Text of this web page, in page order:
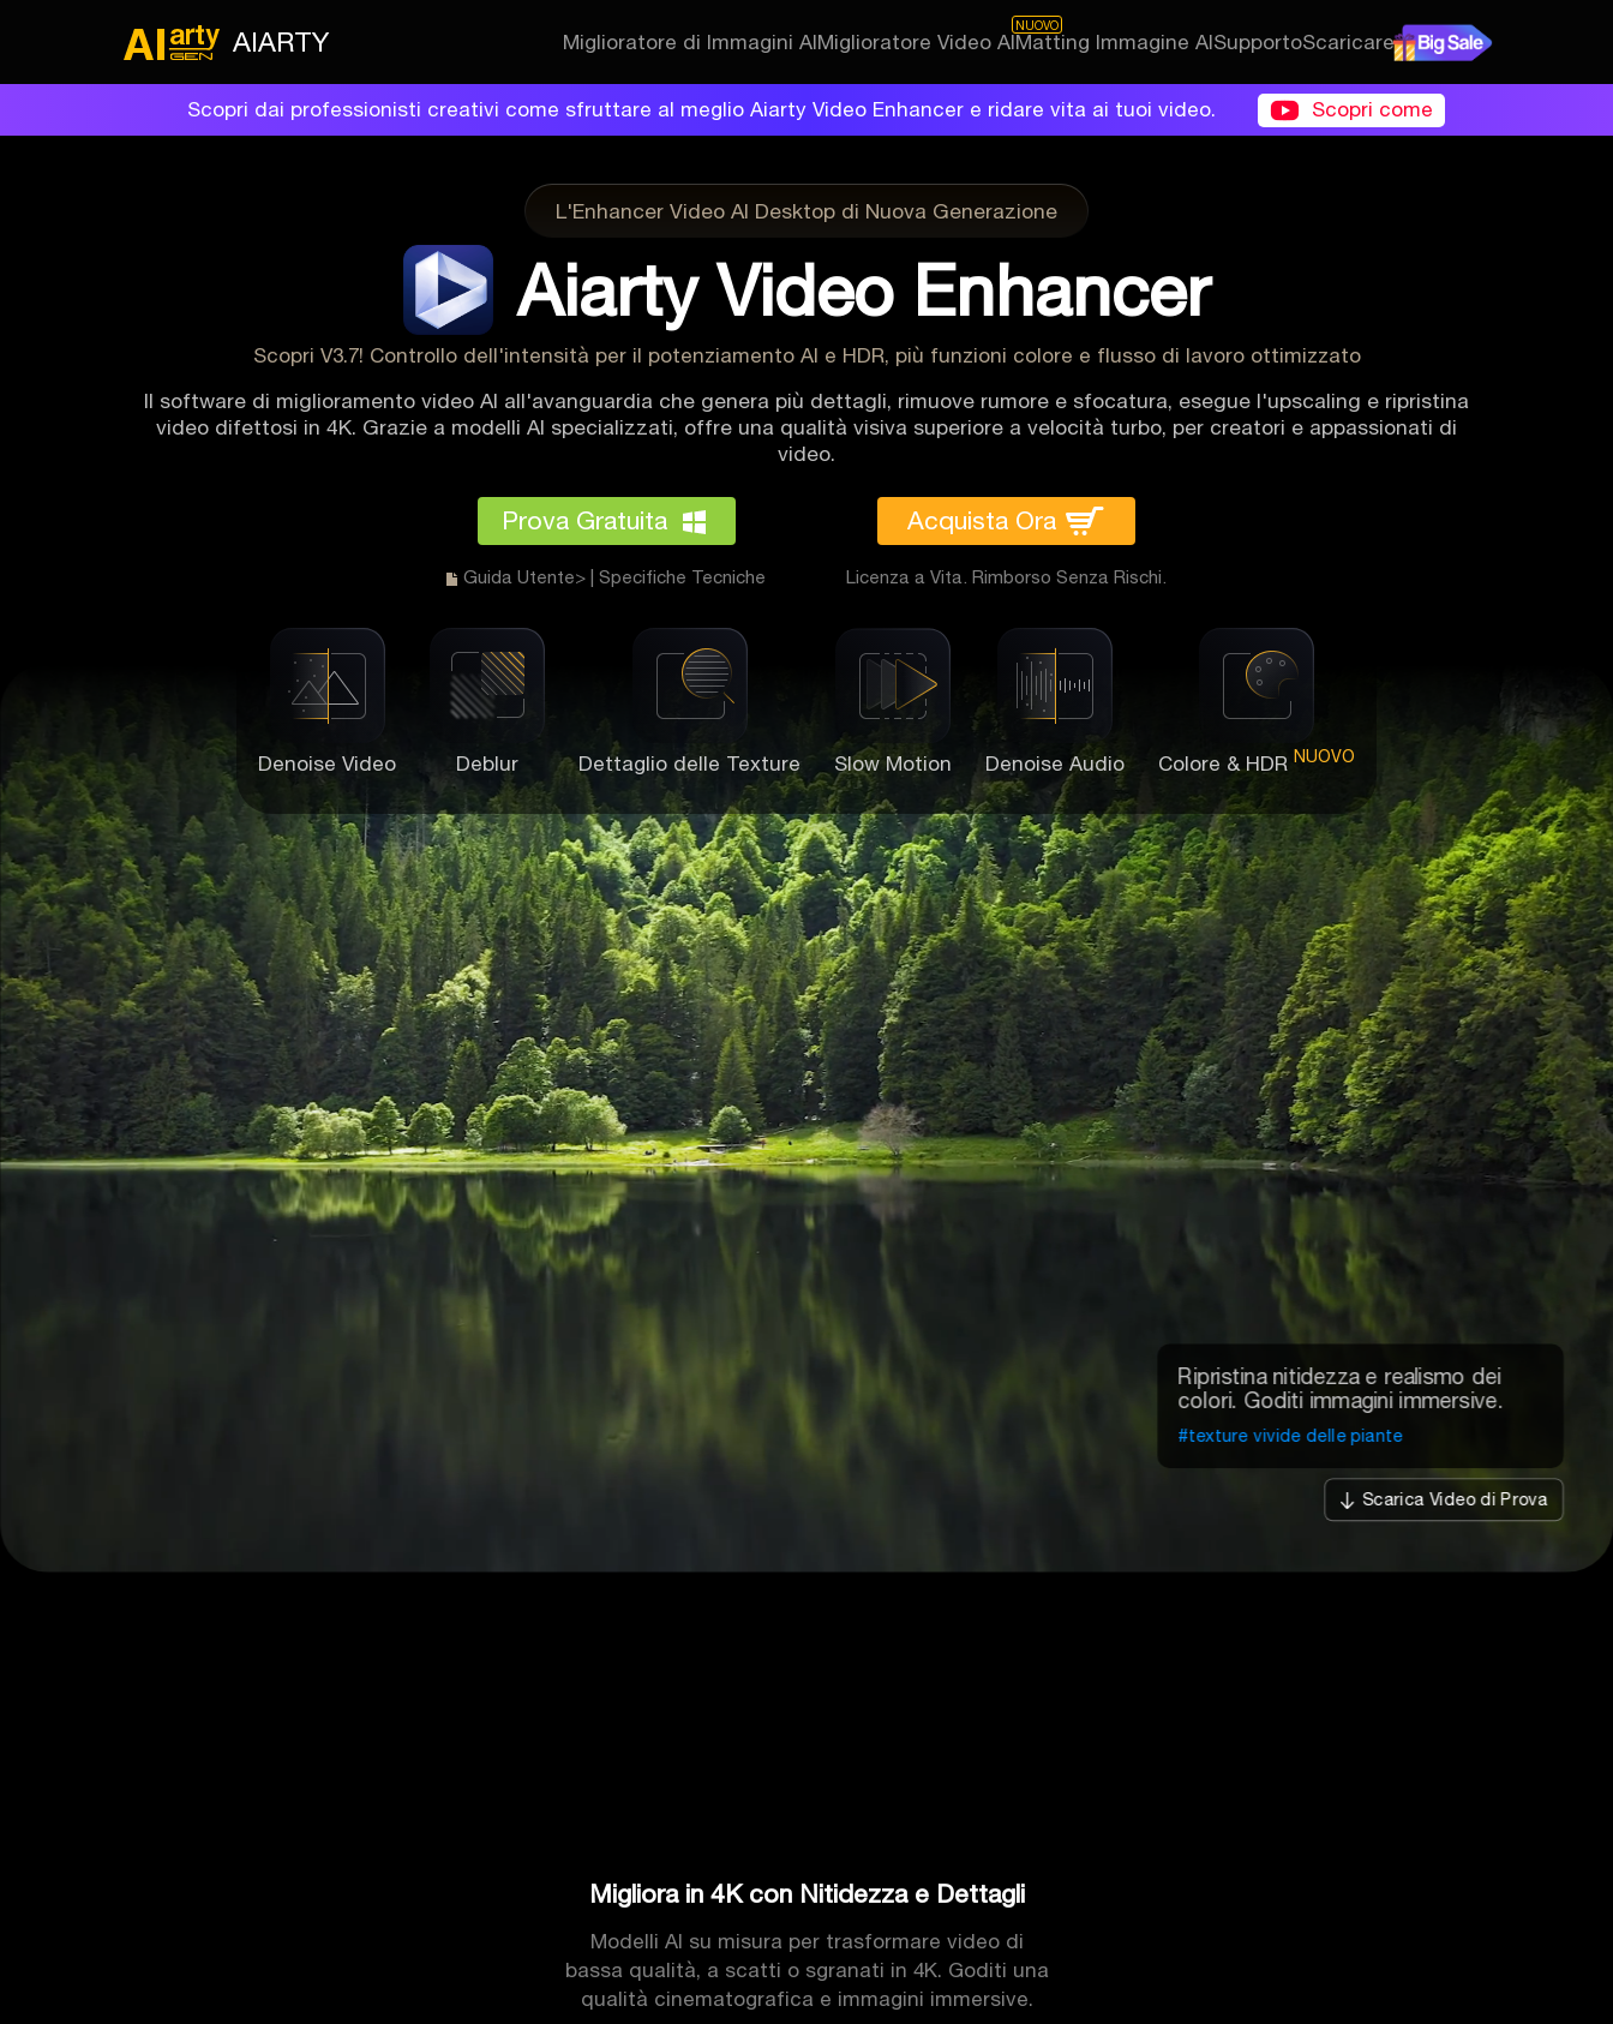
AIARTY Miglioratore di Immagini AIMiglioratore Video AI
NUOVO
Matting Immagine AISupportoScaricare
Scopri dai professionisti creativi come sfruttare al meglio Aiarty Video Enhancer e ridare vita ai tuoi video. Scopri come
L'Enhancer Video AI Desktop di Nuova Generazione
Aiarty Video Enhancer
Scopri V3.7! Controllo dell'intensità per il potenziamento AI e HDR, più funzioni colore e flusso di lavoro ottimizzato
Il software di miglioramento video AI all'avanguardia che genera più dettagli, rimuove rumore e sfocatura, esegue l'upscaling e ripristina
video difettosi in 4K. Grazie a modelli AI specializzati, offre una qualità visiva superiore a velocità turbo, per creatori e appassionati di
video.
Prova Gratuita
Guida Utente> |Specifiche Tecniche
Acquista Ora
Licenza a Vita. Rimborso Senza Rischi.
Denoise Video Deblur Dettaglio delle Texture Slow Motion Denoise Audio Colore & HDR NUOVO
Ripristina nitidezza e realismo dei
colori. Goditi immagini immersive.
#texture vivide delle piante
Scarica Video di Prova
Migliora in 4K con Nitidezza e Dettagli
Modelli AI su misura per trasformare video di
bassa qualità, a scatti o sgranati in 4K. Goditi una
qualità cinematografica e immagini immersive.